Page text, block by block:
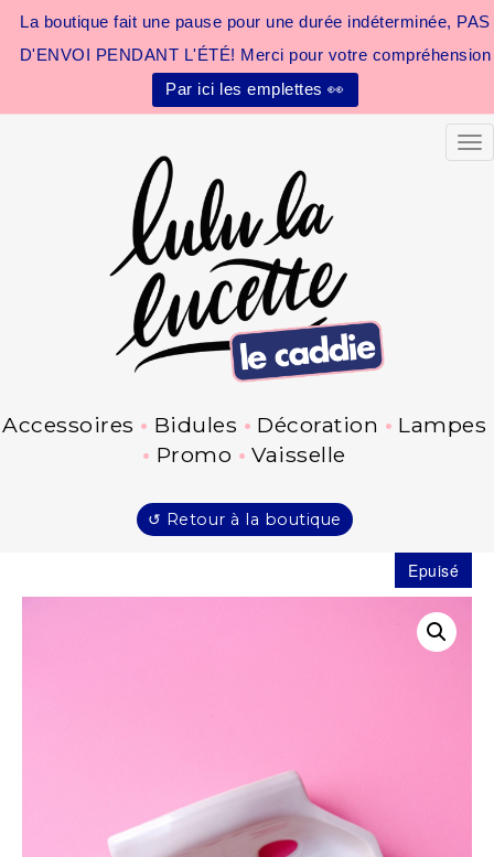
La boutique fait une pause pour une durée indéterminée, PAS
D'ENVOI PENDANT L'ÉTÉ! Merci pour votre compréhension
Par ici les emplettes 👀
Accessoires Bidules Décoration
Lampes
Promo
Vaisselle
↺ Retour à la boutique
Epuisé